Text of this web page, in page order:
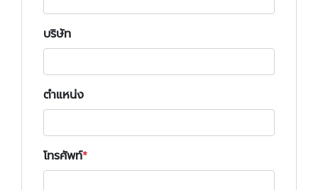
บริษัท
ตำแหน่ง
โทรศัพท์